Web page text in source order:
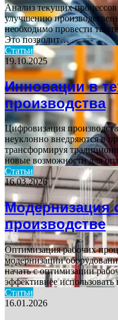
Анализ текущих
улучшению
необходимо провести
Это позволит…
Статьи
19.10.2025
Инновации в
производства
Цифровизация
неуклонно внедряются в
трансформируя
новые возможности для
Статьи
16.03.2026
Модернизация
производстве
Оптимизация рабочих
модернизации
начать с оптимизации
эффективнее
Статьи
16.01.2026